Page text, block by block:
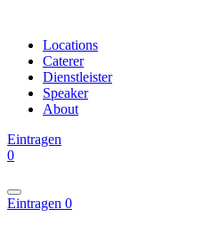
Locations
Caterer
Dienstleister
Speaker
About
Eintragen
0
Eintragen 0